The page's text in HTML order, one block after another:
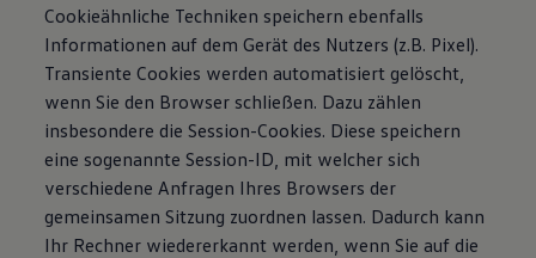
Cookieähnliche Techniken speichern ebenfalls
Informationen auf dem Gerät des Nutzers (z.B. Pixel).
Transiente Cookies werden automatisiert gelöscht,
wenn Sie den Browser schließen. Dazu zählen
insbesondere die Session-Cookies. Diese speichern
eine sogenannte Session-ID, mit welcher sich
verschiedene Anfragen Ihres Browsers der
gemeinsamen Sitzung zuordnen lassen. Dadurch kann
Ihr Rechner wiedererkannt werden, wenn Sie auf die